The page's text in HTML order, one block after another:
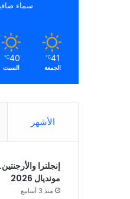
سماء
41
℃
الجمعة
40
℃
السبت
الأشهر
إنجلترا
مونديال 2026
منذ 3 أسابيع